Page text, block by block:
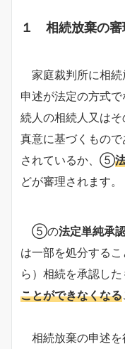
１ 相続放棄の審
家庭裁判所に相
申述が法定の方式
続人の相続人又は
真意に基づくもの
されているか、⑤
どが審理されます。
⑤の法定単純承
は一部を処分する
ら）相続を承認した
ことができなくなる
相続放棄の申述を